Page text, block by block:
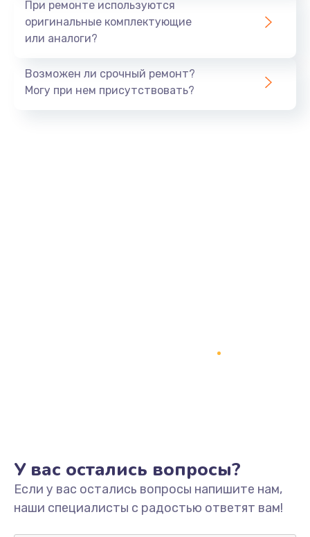
При ремонте используются
оригинальные комплектующие
или аналоги?
Возможен ли срочный ремонт?
Могу при нем присутствовать?
У вас остались вопросы?
Если у вас остались вопросы напишите нам,
наши специалисты с радостью ответят вам!